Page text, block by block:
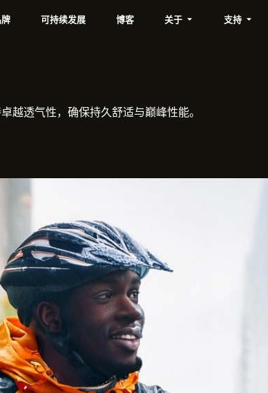
可持续发展 博客 关于
支持
透气性，确保持久舒适与巅峰性能。